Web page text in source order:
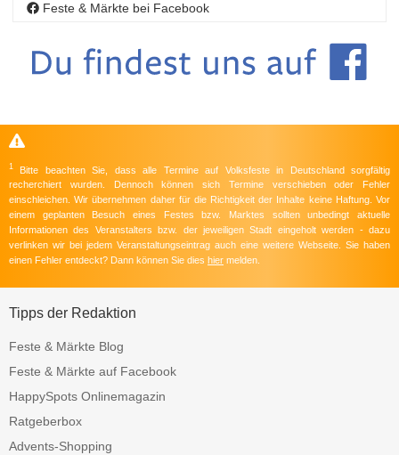
Feste & Märkte bei Facebook
1
Bitte beachten Sie, dass alle Termine auf Volksfeste in Deutschland sorgfältig
recherchiert wurden. Dennoch können sich Termine verschieben oder Fehler
einschleichen. Wir übernehmen daher für die Richtigkeit der Inhalte keine Haftung. Vor
einem geplanten Besuch eines Festes bzw. Marktes sollten unbedingt aktuelle
Informationen des Veranstalters bzw. der jeweiligen Stadt eingeholt werden - dazu
verlinken wir bei jedem Veranstaltungseintrag auch eine weitere Webseite. Sie haben
einen Fehler entdeckt? Dann können Sie dies hier melden.
Tipps der Redaktion
Feste & Märkte Blog
Feste & Märkte auf Facebook
HappySpots Onlinemagazin
Ratgeberbox
Advents-Shopping